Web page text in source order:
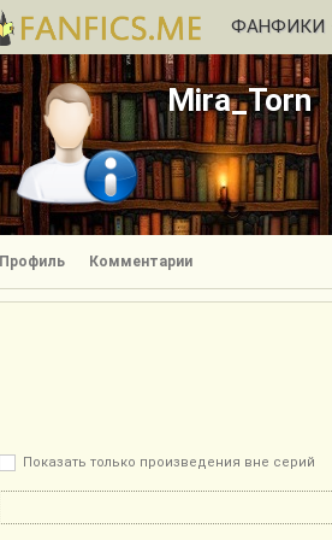
ФАНФИКИ
Mira_Torn
Профиль Комментарии
Показать только произведения вне серий